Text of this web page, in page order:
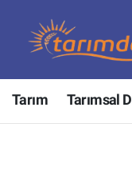
Tarım Tarımsal
Tarım
Hayvancılık
Nöbetçi
Hava Durumu